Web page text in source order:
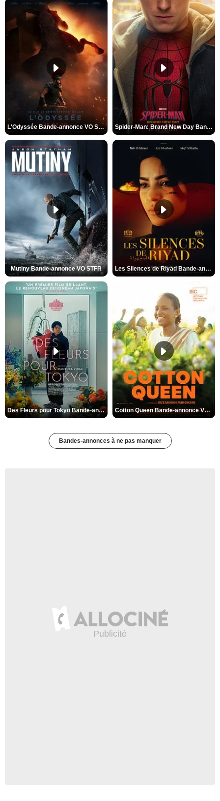
L'Odyssée Bande-annonce VO STFR Spider-Man: Brand New Day Bande-annonce VO STFR
Mutiny Bande-annonce VO STFR Les Silences de Riyad Bande-annonce VO STFR
Des Fleurs pour Tokyo Bande-annonce VO STFR Cotton Queen Bande-annonce VO STFR
Bandes-annonces à ne pas manquer